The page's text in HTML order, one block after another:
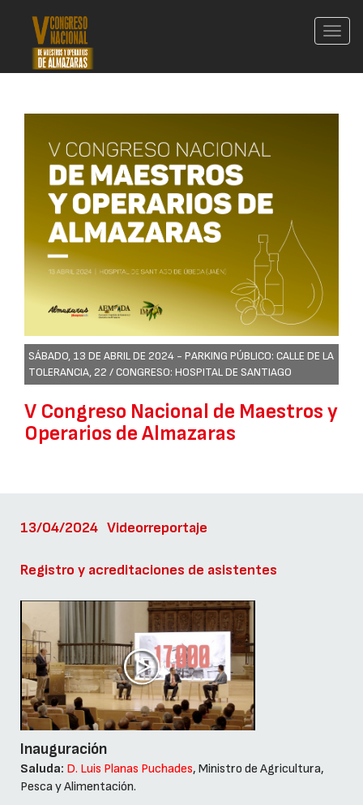
SÁBADO, 13 DE ABRIL DE 2024 - PARKING PÚBLICO: CALLE DE LA
TOLERANCIA, 22 / CONGRESO: HOSPITAL DE SANTIAGO
V Congreso Nacional de Maestros y
Operarios de Almazaras
13/04/2024 Videorreportaje
Registro y acreditaciones de asistentes
Inauguración
Saluda: D. Luis Planas Puchades, Ministro de Agricultura,
Pesca y Alimentación.